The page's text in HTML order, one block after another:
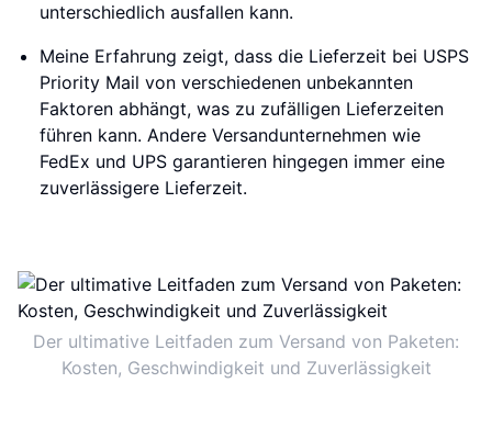
unterschiedlich ausfallen kann.
Meine Erfahrung zeigt, dass die Lieferzeit bei USPS
Priority Mail von verschiedenen unbekannten
Faktoren abhängt, was zu zufälligen Lieferzeiten
führen kann. Andere Versandunternehmen wie
FedEx und UPS garantieren hingegen immer eine
zuverlässigere Lieferzeit.
Der ultimative Leitfaden zum Versand von Paketen:
Kosten, Geschwindigkeit und Zuverlässigkeit